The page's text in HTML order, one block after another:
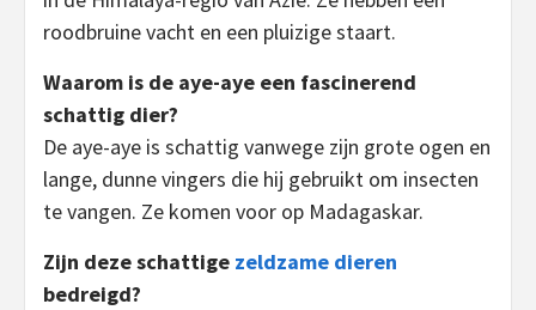
roodbruine vacht en een pluizige staart.
Waarom is de aye-aye een fascinerend
schattig dier?
De aye-aye is schattig vanwege zijn grote ogen en
lange, dunne vingers die hij gebruikt om insecten
te vangen. Ze komen voor op Madagaskar.
Zijn deze schattige zeldzame dieren
bedreigd?